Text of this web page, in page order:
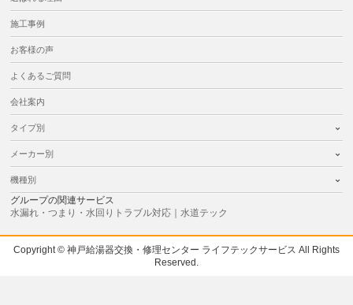
施工事例
お客様の声
よくあるご質問
会社案内
タイプ別
メーカー別
機種別
グループの関連サービス
水漏れ・つまり・水回りトラブル対応｜水道テック
Copyright © 神戸給湯器交換・修理センター ライフテックサービス All Rights
Reserved.